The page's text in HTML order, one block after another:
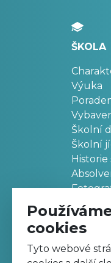
ŠKOLA
Výuka
Školní
Školní
cookies
Tyto webové